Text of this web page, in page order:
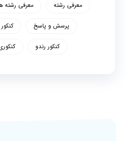
معرفی رشته معرفی رشته
پرسش و پاسخ کنکور
کنکور رندو